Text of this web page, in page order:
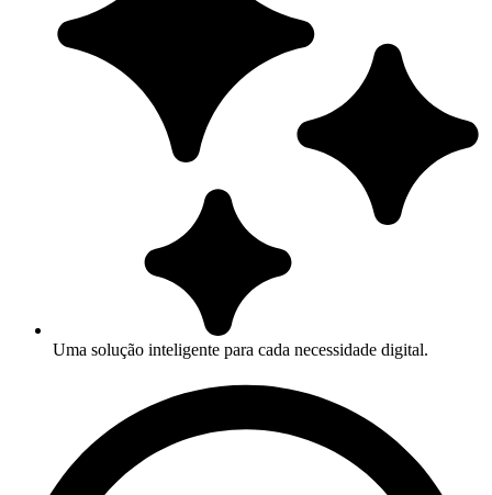
Uma solução inteligente para cada necessidade digital.